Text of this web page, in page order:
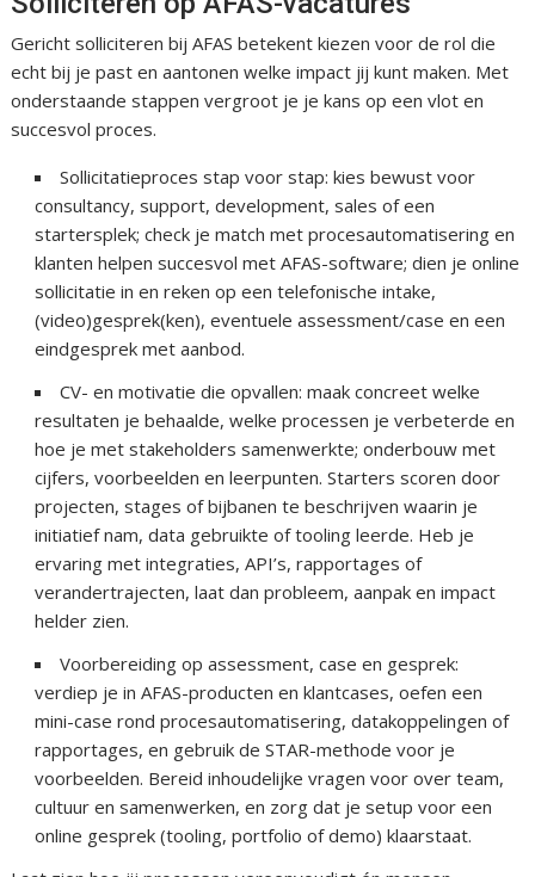
Gericht solliciteren bij AFAS betekent kiezen voor de rol die
echt bij je past en aantonen welke impact jij kunt maken. Met
onderstaande stappen vergroot je je kans op een vlot en
succesvol proces.
Sollicitatieproces stap voor stap: kies bewust voor
consultancy, support, development, sales of een
startersplek; check je match met procesautomatisering en
klanten helpen succesvol met AFAS-software; dien je online
sollicitatie in en reken op een telefonische intake,
(video)gesprek(ken), eventuele assessment/case en een
eindgesprek met aanbod.
CV- en motivatie die opvallen: maak concreet welke
resultaten je behaalde, welke processen je verbeterde en
hoe je met stakeholders samenwerkte; onderbouw met
cijfers, voorbeelden en leerpunten. Starters scoren door
projecten, stages of bijbanen te beschrijven waarin je
initiatief nam, data gebruikte of tooling leerde. Heb je
ervaring met integraties, API’s, rapportages of
verandertrajecten, laat dan probleem, aanpak en impact
helder zien.
Voorbereiding op assessment, case en gesprek:
verdiep je in AFAS-producten en klantcases, oefen een
mini-case rond procesautomatisering, datakoppelingen of
rapportages, en gebruik de STAR-methode voor je
voorbeelden. Bereid inhoudelijke vragen voor over team,
cultuur en samenwerken, en zorg dat je setup voor een
online gesprek (tooling, portfolio of demo) klaarstaat.